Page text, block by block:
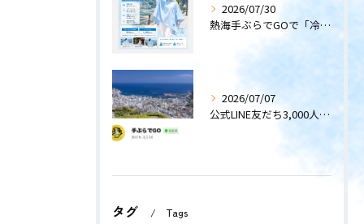
2026/07/30
熱海手ぶらでGOで「冷感ポンチョ」のレンタルサービスを開始します！
2026/07/07
公式LINE友だち3,000人突破！
タグ Tags